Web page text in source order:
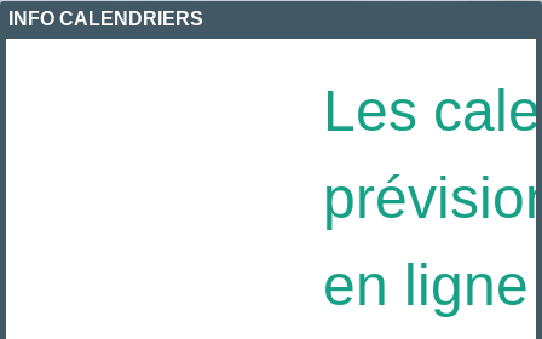
INFO CALENDRIERS
Les
en ligne